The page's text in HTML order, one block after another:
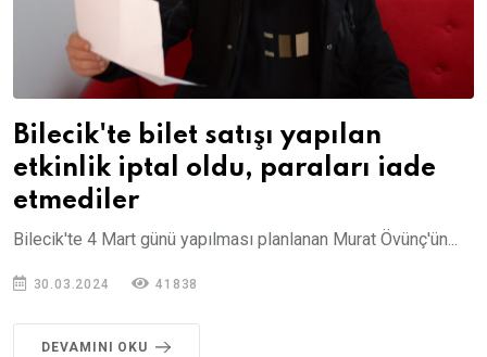
Bilecik'te bilet satışı yapılan
etkinlik iptal oldu, paraları iade
etmediler
Bilecik'te 4 Mart günü yapılması planlanan Murat Övünç'ün...
30.03.2024 41838
DEVAMINI OKU